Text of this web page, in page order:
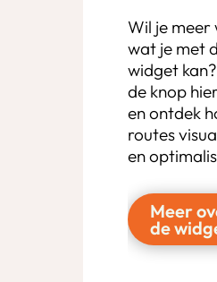
Wil je meer
wat je met
widget
de knop
en ontdek
routes
en
Meer
de